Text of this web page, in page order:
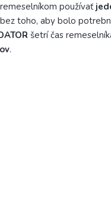
používať
toho, aby bolo
šetrí čas
.